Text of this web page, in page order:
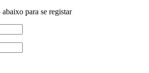
para se registar